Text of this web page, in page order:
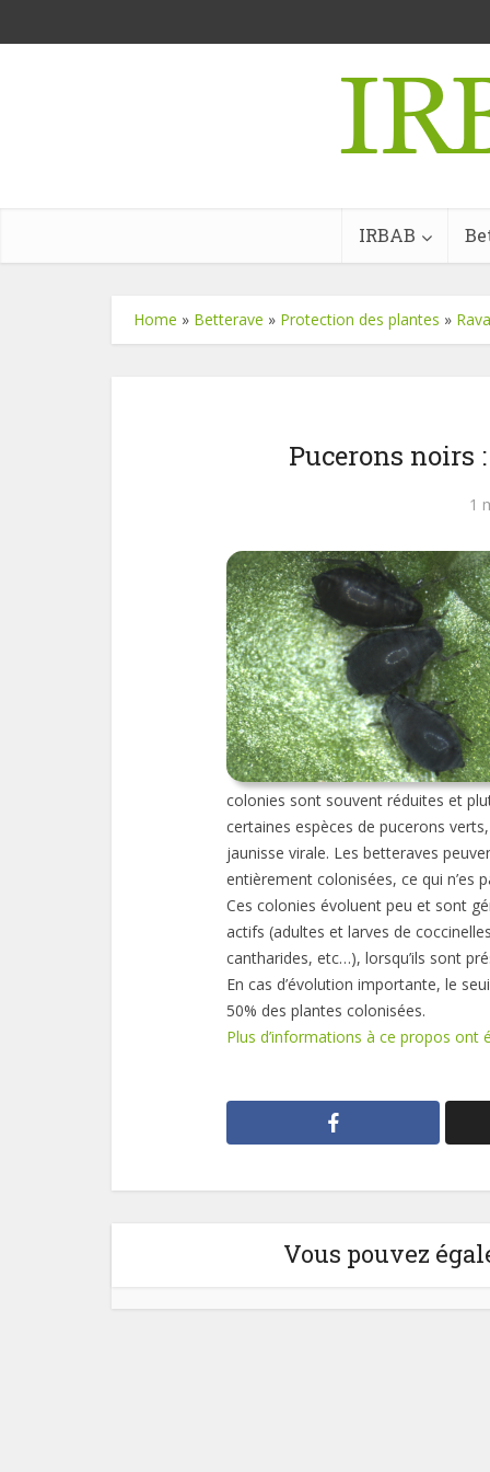
IRBAB
Home » Betterave » Protection des plantes »
Pucerons noirs
1
colonies sont souvent réduites et
certaines espèces de pucerons
jaunisse virale. Les betteraves
entièrement colonisées, ce qui n’es
Ces colonies évoluent peu et sont
actifs (adultes et larves de
cantharides, etc…), lorsqu’ils sont
En cas d’évolution importante, le
50% des plantes colonisées.
Plus d’informations à ce propos ont
Vous pouvez